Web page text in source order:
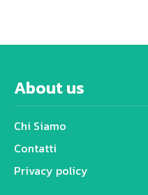
About us
Chi Siamo
Contatti
Privacy policy